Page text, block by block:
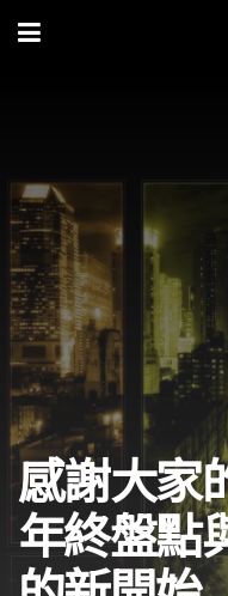
感謝大家
年終盤點